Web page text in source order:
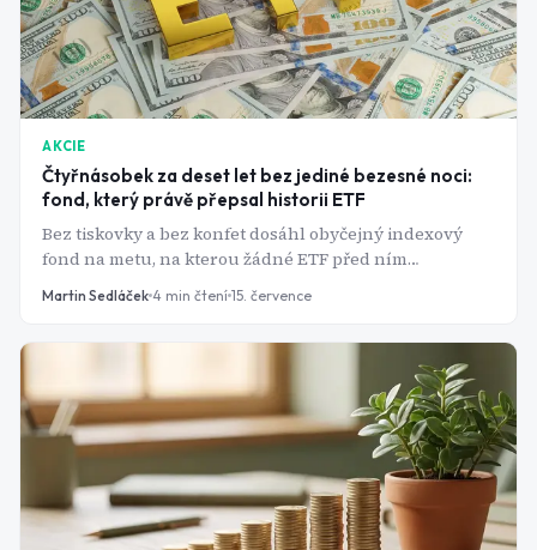
AKCIE
Čtyřnásobek za deset let bez jediné bezesné noci:
fond, který právě přepsal historii ETF
Bez tiskovky a bez konfet dosáhl obyčejný indexový
fond na metu, na kterou žádné ETF před ním
nedosáhlo. A jeho desetiletá bilance ukazuje, proč se
Martin Sedláček 4 min čtení 15. července